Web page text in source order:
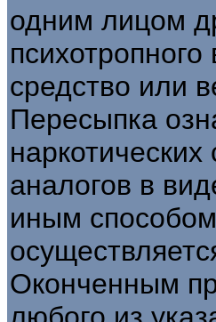
одним лицом
средство или
Пересыпка
аналогов в
иным
Оконченным